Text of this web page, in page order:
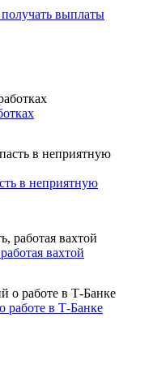
выплаты
в неприятную
вахтой
работе в Т-Банке